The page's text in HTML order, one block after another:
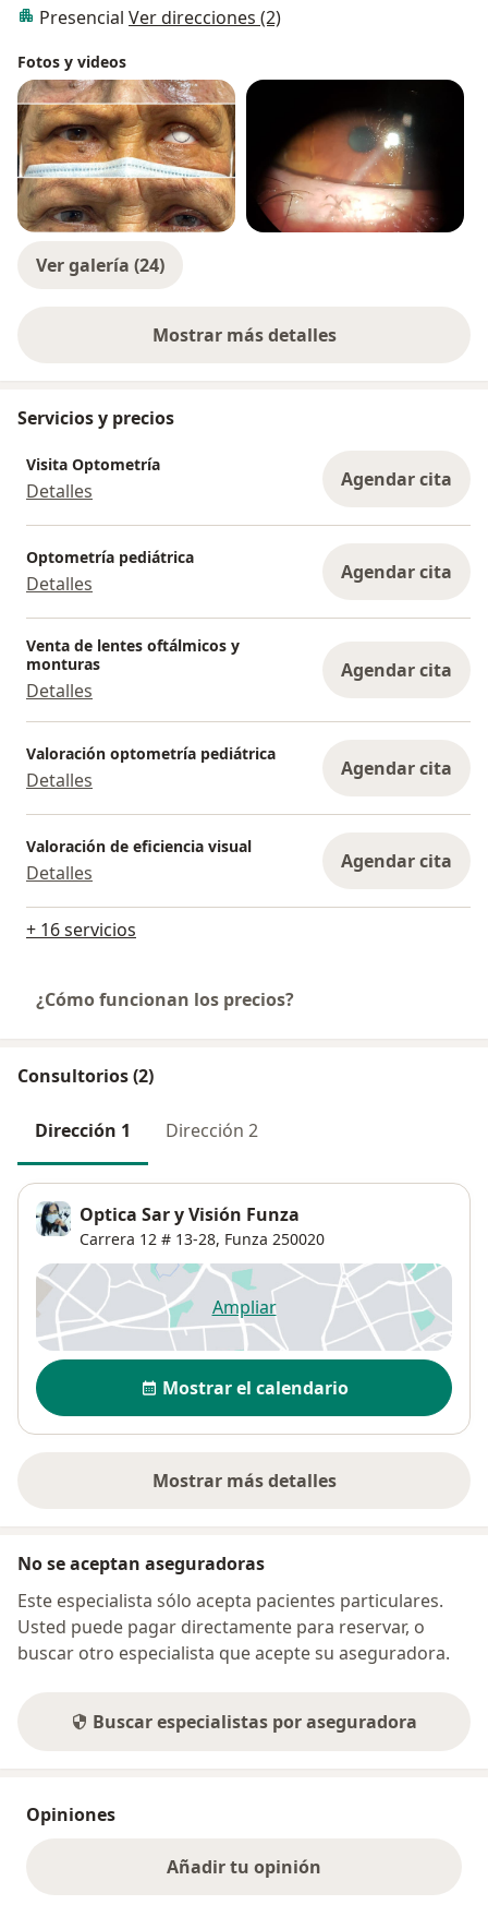
Presencial Ver direcciones (2)
Fotos y videos
Ver galería (24)
Mostrar más detalles
sobre la experiencia
Servicios y precios
Visita Optometría
Detalles Agendar cita
Optometría pediátrica
Detalles Agendar cita
Venta de lentes oftálmicos y
monturas
Detalles
Agendar cita
Valoración optometría pediátrica
Detalles Agendar cita
Valoración de eficiencia visual
Detalles Agendar cita
+ 16 servicios
¿Cómo funcionan los precios?
Consultorios (2)
Dirección 1 Dirección 2
Optica Sar y Visión Funza
Carrera 12 # 13-28, Funza 250020
Ampliarse abre en una nueva
Disponibilidad
Mostrar el calendario
Mostrar más detalles
sobre la dirección
No se aceptan aseguradoras
Este especialista sólo acepta pacientes particulares.
Usted puede pagar directamente para reservar, o
buscar otro especialista que acepte su aseguradora.
Buscar especialistas por aseguradora
Opiniones
Añadir tu opinión